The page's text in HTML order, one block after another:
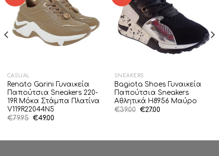
CASUAL
Renato Garini Γυναικεία
Παπούτσια Sneakers 220-
19R Μόκα Στάμπα Πλατίνα
V119R22044N5
€79.95 Original
€49.00Η
SNEAKERS
Bagiota Shoes Γυναικεία
Παπούτσια Sneakers
Αθλητικά H8956 Μαύρο
€39.00 Original
€27.00Η